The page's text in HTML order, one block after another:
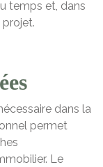
temps et, dans
dans la
permet
Le